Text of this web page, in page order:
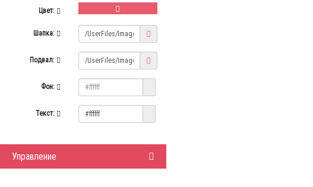
Цвет:
Шапка:
Подвал:
Фон:
Текст:
Управление